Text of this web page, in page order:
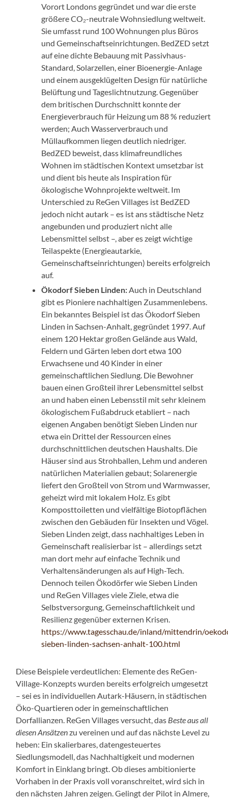
Vorort Londons gegründet und war die erste
größere CO₂-neutrale Wohnsiedlung weltweit.
Sie umfasst rund 100 Wohnungen plus Büros
und Gemeinschaftseinrichtungen. BedZED setzt
auf eine dichte Bebauung mit Passivhaus-
Standard, Solarzellen, einer Bioenergie-Anlage
und einem ausgeklügelten Design für natürliche
Belüftung und Tageslichtnutzung. Gegenüber
dem britischen Durchschnitt konnte der
Energieverbrauch für Heizung um 88 % reduziert
werden; Auch Wasserverbrauch und
Müllaufkommen liegen deutlich niedriger.
BedZED beweist, dass klimafreundliches
Wohnen im städtischen Kontext umsetzbar ist
und dient bis heute als Inspiration für
ökologische Wohnprojekte weltweit. Im
Unterschied zu ReGen Villages ist BedZED
jedoch nicht autark – es ist ans städtische Netz
angebunden und produziert nicht alle
Lebensmittel selbst –, aber es zeigt wichtige
Teilaspekte (Energieautarkie,
Gemeinschaftseinrichtungen) bereits erfolgreich
auf.
Ökodorf Sieben Linden:Auch in Deutschland
gibt es Pioniere nachhaltigen Zusammenlebens.
Ein bekanntes Beispiel ist das Ökodorf Sieben
Linden in Sachsen-Anhalt, gegründet 1997. Auf
einem 120 Hektar großen Gelände aus Wald,
Feldern und Gärten leben dort etwa 100
Erwachsene und 40 Kinder in einer
gemeinschaftlichen Siedlung. Die Bewohner
bauen einen Großteil ihrer Lebensmittel selbst
an und haben einen Lebensstil mit sehr kleinem
ökologischem Fußabdruck etabliert – nach
eigenen Angaben benötigt Sieben Linden nur
etwa ein Drittel der Ressourcen eines
durchschnittlichen deutschen Haushalts. Die
Häuser sind aus Strohballen, Lehm und anderen
natürlichen Materialien gebaut; Solarenergie
liefert den Großteil von Strom und Warmwasser,
geheizt wird mit lokalem Holz. Es gibt
Komposttoiletten und vielfältige Biotopflächen
zwischen den Gebäuden für Insekten und Vögel.
Sieben Linden zeigt, dass nachhaltiges Leben in
Gemeinschaft realisierbar ist – allerdings setzt
man dort mehr auf einfache Technik und
Verhaltensänderungen als auf High-Tech.
Dennoch teilen Ökodörfer wie Sieben Linden
und ReGen Villages viele Ziele, etwa die
Selbstversorgung, Gemeinschaftlichkeit und
Resilienz gegenüber externen Krisen.
https://www.tagesschau.de/inland/mittendrin/
sieben-linden-sachsen-anhalt-100.html
Diese Beispiele verdeutlichen: Elemente des ReGen-
Village-Konzepts wurden bereits erfolgreich umgesetzt
– sei es in individuellen Autark-Häusern, in städtischen
Öko-Quartieren oder in gemeinschaftlichen
Dorfallianzen. ReGen Villages versucht, das Beste aus all
diesen Ansätzenzu vereinen und auf das nächste Level zu
heben: Ein skalierbares, datengesteuertes
Siedlungsmodell, das Nachhaltigkeit und modernen
Komfort in Einklang bringt. Ob dieses ambitionierte
Vorhaben in der Praxis voll voranschreitet, wird sich in
den nächsten Jahren zeigen. Gelingt der Pilot in Almere,